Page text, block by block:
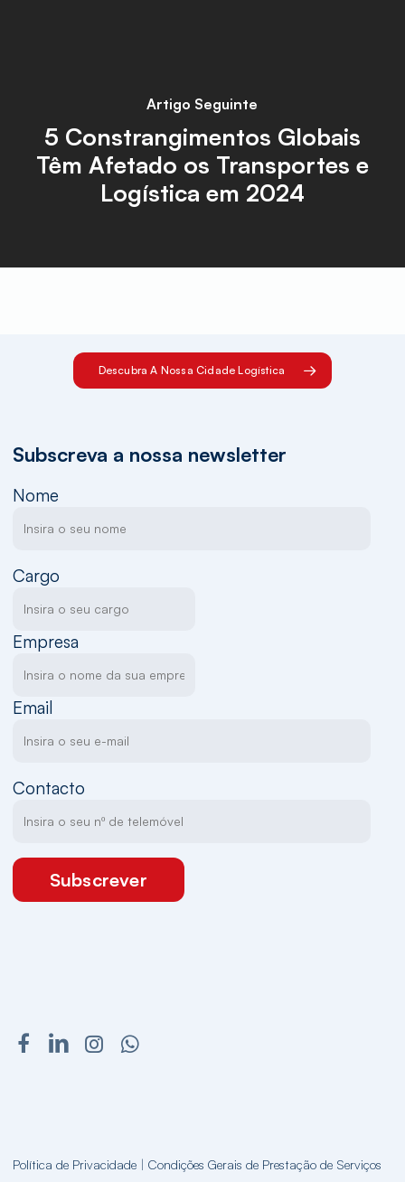
Artigo Seguinte
5 Constrangimentos Globais
Têm Afetado os Transportes e
Logística em 2024
Descubra A Nossa Cidade Logística
Subscreva a nossa newsletter
Nome
Cargo
Empresa
Email
Contacto
Subscrever
Política de Privacidade| Condições Gerais de Prestação de Serviços